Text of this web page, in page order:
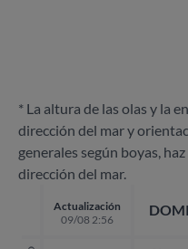
* La altura de las olas y la
dirección del mar y
generales según boyas,
dirección del mar.
Actualización
09/08 2:56